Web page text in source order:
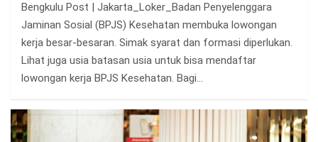
Bengkulu Post | Jakarta_Loker_Badan Penyelenggara
Jaminan Sosial (BPJS) Kesehatan membuka lowongan
kerja besar-besaran. Simak syarat dan formasi diperlukan.
Lihat juga usia batasan usia untuk bisa mendaftar
lowongan kerja BPJS Kesehatan. Bagi…